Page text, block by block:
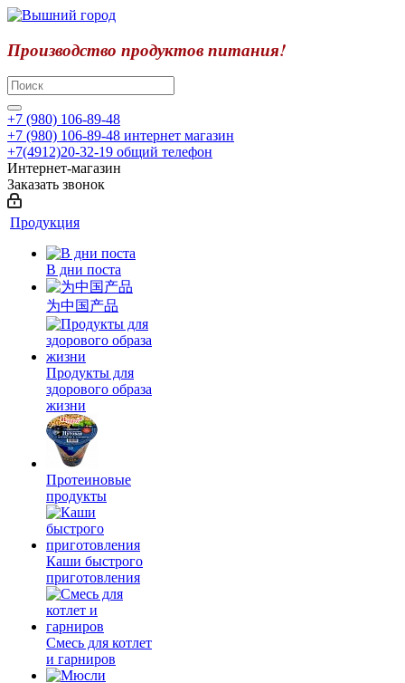
Производство продуктов питания!
+7 (980) 106-89-48
+7 (980) 106-89-48 интернет магазин
+7(4912)20-32-19 общий телефон
Интернет-магазин
Заказать звонок
Продукция
В дни поста
为中国产品
Продукты для
здорового образа
жизни
Протеиновые
продукты
Каши быстрого
приготовления
Смесь для котлет
и гарниров